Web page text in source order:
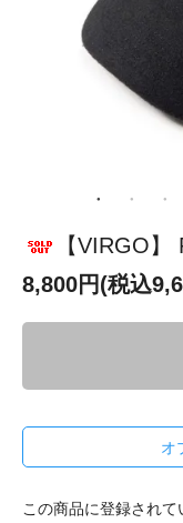
【VIRGO
8,800円(税込
オ
この商品に登録されて